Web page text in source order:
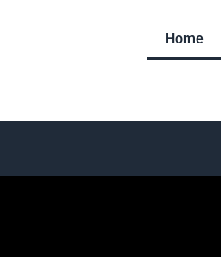
Home